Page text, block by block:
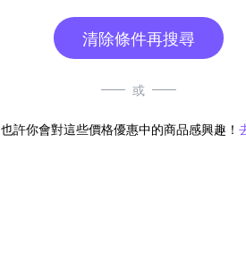
清除條件再搜尋
或
也許你會對這些價格優惠中的商品感興趣！